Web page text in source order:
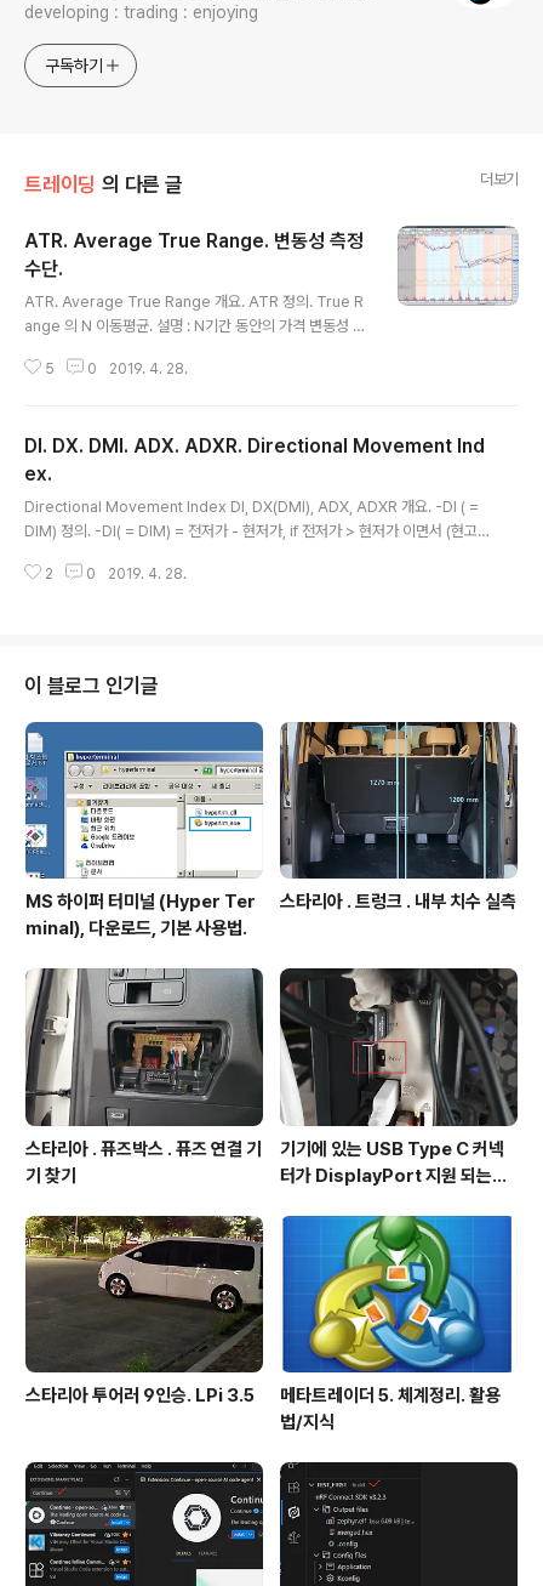
developing : trading : enjoying
구독하기
트레이딩 의 다른 글 더보기
ATR. Average True Range. 변동성 측정
수단.
ATR. Average True Range 개요. ATR 정의. True R
ange 의 N 이동평균. 설명 : N기간 동안의 가격 변동성 측
봉+직전봉)의 true range 의 N이동평균으로 정의. 통상
변동성 높음, 작으면 변동성 작음. ATR 활용예 1. 가격 변
동성파악. 2. 손절 익절 기준으로도 활용됨. 예 : 손절폭 =
기 비율은 연구해볼것. True Range 정의. TrueRange
= TrueHigh - TrueLow. where..
5 0 2019. 4. 28.
DI. DX. DMI. ADX. ADXR. Directional Movement Ind
ex.
Directional Movement Index DI, DX(DMI), ADX, ADXR 개요. -DI ( =
DIM) 정의. -DI( = DIM) = 전저가 - 현저가, if 전저가 > 현저가 이면서 (현고
( = DIP) = 0 if 상기 (2)가 아닌 경우. 의미 : +DI 값이 증가하면 가격 상승중. 0
2 0 2019. 4. 28.
이 블로그 인기글
MS 하이퍼 터미널 (Hyper Ter
minal), 다운로드, 기본 사용법.
스타리아 . 트렁크 . 내부 치수 실측
스타리아 . 퓨즈박스 . 퓨즈 연결 기
기 찾기
기기에 있는 USB Type C 커넥
터가 DisplayPort 지원 되는지
스타리아 투어러 9인승. LPi 3.5
메타트레이더 5. 체계정리. 활용
법/지식